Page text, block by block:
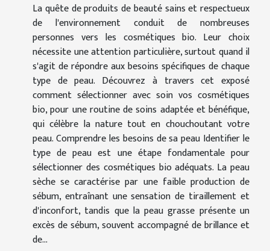
La quête de produits de beauté sains et respectueux
de l'environnement conduit de nombreuses
personnes vers les cosmétiques bio. Leur choix
nécessite une attention particulière, surtout quand il
s'agit de répondre aux besoins spécifiques de chaque
type de peau. Découvrez à travers cet exposé
comment sélectionner avec soin vos cosmétiques
bio, pour une routine de soins adaptée et bénéfique,
qui célèbre la nature tout en chouchoutant votre
peau. Comprendre les besoins de sa peau Identifier le
type de peau est une étape fondamentale pour
sélectionner des cosmétiques bio adéquats. La peau
sèche se caractérise par une faible production de
sébum, entraînant une sensation de tiraillement et
d'inconfort, tandis que la peau grasse présente un
excès de sébum, souvent accompagné de brillance et
de...